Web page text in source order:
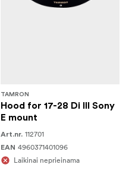
TAMRON
Hood for 17-28 Di III Sony
E mount
Art.nr. 112701
EAN 4960371401096
Laikinai neprieinama